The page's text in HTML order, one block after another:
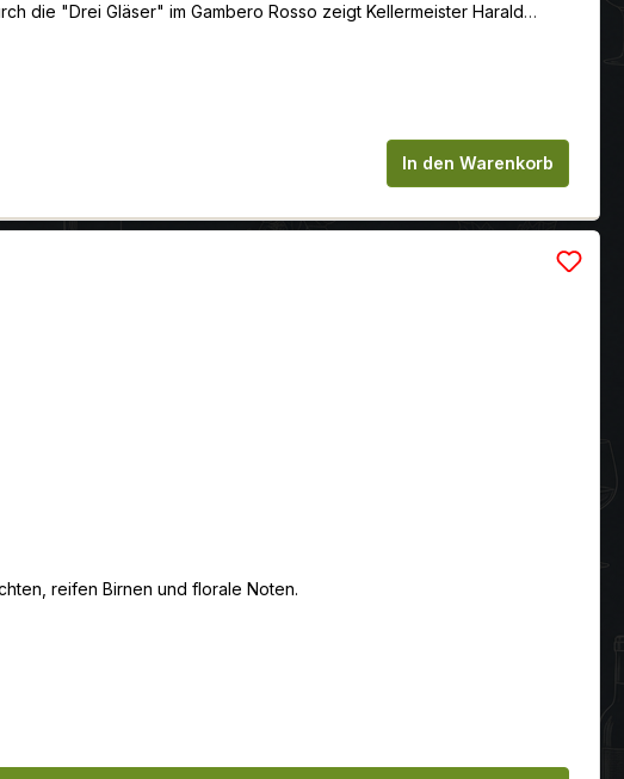
die "Drei Gläser" im Gambero Rosso zeigt Kellermeister Harald
und Finesse, der sein Potential sicherlich erst in ein, zwei Jahren voll
um die Anzahl zu erhöhen oder
In den Warenkorb
reifen Birnen und florale Noten.